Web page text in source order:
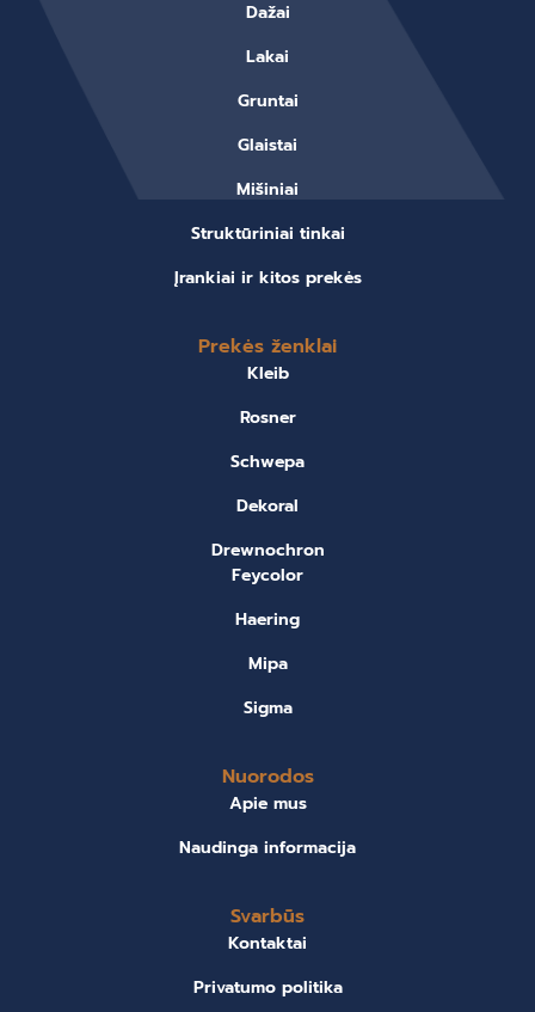
Dažai
Lakai
Gruntai
Glaistai
Mišiniai
Struktūriniai tinkai
Įrankiai ir kitos prekės
Prekės ženklai
Kleib
Rosner
Schwepa
Dekoral
Drewnochron
Feycolor
Haering
Mipa
Sigma
Nuorodos
Apie mus
Naudinga informacija
Svarbūs
Kontaktai
Privatumo politika